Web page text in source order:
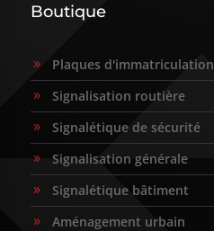
Boutique
9 Plaques d'immatriculation
9 Signalisation routière
9 Signalétique de sécurité
9 Signalisation générale
9 Signalétique bâtiment
9 Aménagement urbain